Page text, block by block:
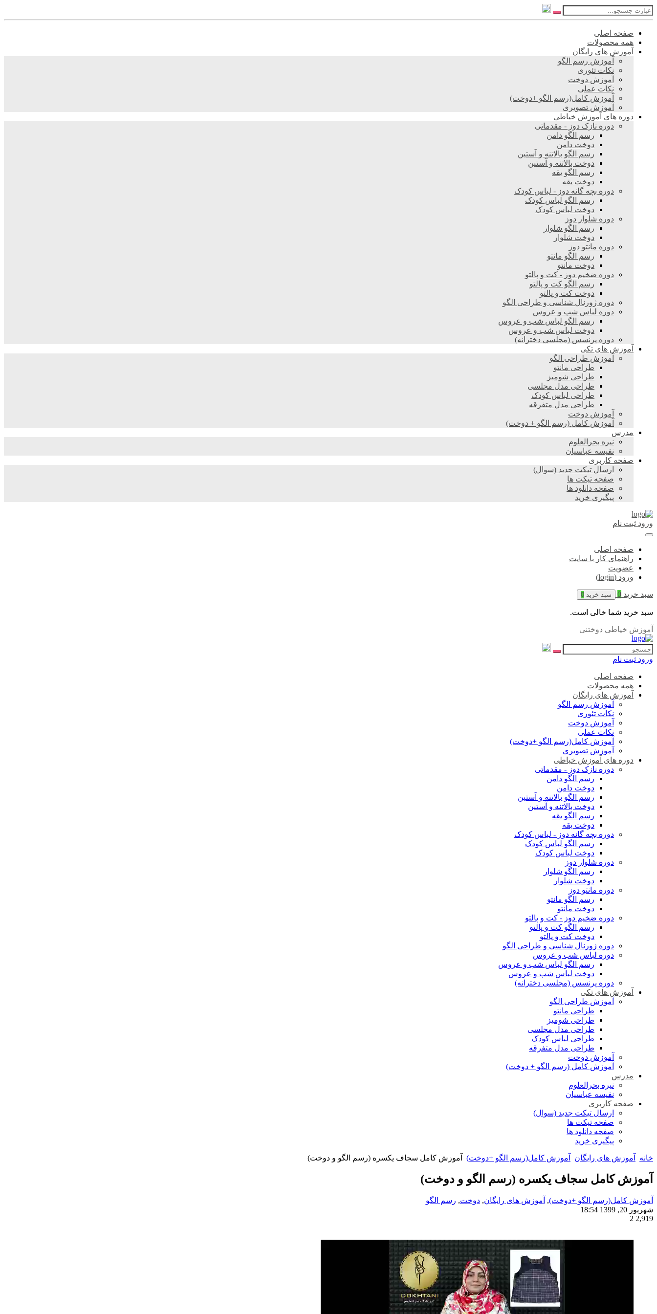
صفحه اصلی
همه محصولات
آموزش های رایگان
آموزش رسم الگو
نکات تئوری
آموزش دوخت
نکات عملی
آموزش کامل(رسم الگو +دوخت)
آموزش تصویری
دوره های آموزش خیاطی
دوره نازک دوز - مقدماتی
رسم الگو دامن
دوخت دامن
رسم الگو بالاتنه و آستین
دوخت بالاتنه و آستین
رسم الگو یقه
دوخت یقه
دوره بچه گانه دوز - لباس کودک
رسم الگو لباس کودک
دوخت لباس کودک
دوره شلوار دوز
رسم الگو شلوار
دوخت شلوار
دوره مانتو دوز
رسم الگو مانتو
دوخت مانتو
دوره ضخیم دوز - کت و پالتو
رسم الگو کت و پالتو
دوخت کت و پالتو
دوره ژورنال شناسی و طراحی الگو
دوره لباس شب و عروس
رسم الگو لباس شب و عروس
دوخت لباس شب و عروس
دوره پرنسس (مجلسی دخترانه)
آموزش های تکی
آموزش طراحی الگو
طراحی مانتو
طراحی شومیز
طراحی مدل مجلسی
طراحی لباس کودک
طراحی مدل متفرقه
آموزش دوخت
آموزش کامل (رسم الگو + دوخت)
مدرس
نیره بحرالعلوم
نفیسه عباسیان
صفحه کاربری
ارسال تیکت جدید (سوال)
صفحه تیکت ها
صفحه دانلود ها
پیگیری خرید
ورود ثبت نام
صفحه اصلی
راهنمای کار با سایت
عضویت
ورود (login)
سبد خرید 0 سبد خرید 0
سبد خرید شما خالی است.
آموزش خیاطی دوختنی
ورود ثبت نام
صفحه اصلی
همه محصولات
آموزش های رایگان
آموزش رسم الگو
نکات تئوری
آموزش دوخت
نکات عملی
آموزش کامل(رسم الگو +دوخت)
آموزش تصویری
دوره های آموزش خیاطی
دوره نازک دوز - مقدماتی
رسم الگو دامن
دوخت دامن
رسم الگو بالاتنه و آستین
دوخت بالاتنه و آستین
رسم الگو یقه
دوخت یقه
دوره بچه گانه دوز - لباس کودک
رسم الگو لباس کودک
دوخت لباس کودک
دوره شلوار دوز
رسم الگو شلوار
دوخت شلوار
دوره مانتو دوز
رسم الگو مانتو
دوخت مانتو
دوره ضخیم دوز - کت و پالتو
رسم الگو کت و پالتو
دوخت کت و پالتو
دوره ژورنال شناسی و طراحی الگو
دوره لباس شب و عروس
رسم الگو لباس شب و عروس
دوخت لباس شب و عروس
دوره پرنسس (مجلسی دخترانه)
آموزش های تکی
آموزش طراحی الگو
طراحی مانتو
طراحی شومیز
طراحی مدل مجلسی
طراحی لباس کودک
طراحی مدل متفرقه
آموزش دوخت
آموزش کامل (رسم الگو + دوخت)
مدرس
نیره بحرالعلوم
نفیسه عباسیان
صفحه کاربری
ارسال تیکت جدید (سوال)
صفحه تیکت ها
صفحه دانلود ها
پیگیری خرید
خانه آموزش های رایگان آموزش کامل(رسم الگو +دوخت) آموزش کامل سجاف یکسره (رسم الگو و دوخت)
آموزش کامل سجاف یکسره (رسم الگو و دوخت)
آموزش کامل(رسم الگو +دوخت), آموزش های رایگان, دوخت, رسم الگو
شهریور 20, 1399 18:54
2,919
2